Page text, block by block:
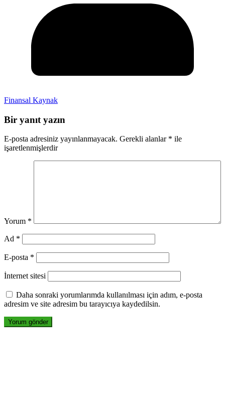
Finansal Kaynak
Bir yanıt yazın
E-posta adresiniz yayınlanmayacak. Gerekli alanlar * ile
işaretlenmişlerdir
Yorum *
Ad *
E-posta *
İnternet sitesi
Daha sonraki yorumlarımda kullanılması için adım, e-posta
adresim ve site adresim bu tarayıcıya kaydedilsin.